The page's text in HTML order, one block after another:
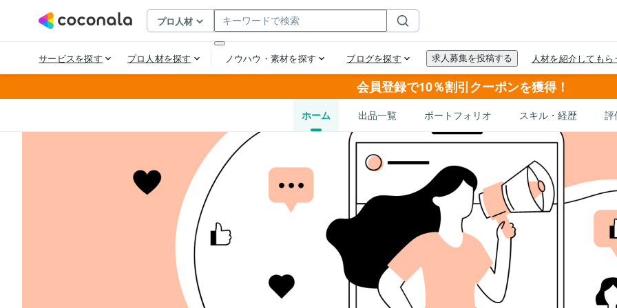
会員登録で10％割引クーポンを獲得！
ホーム 出品一覧 ポートフォリオ スキル・経歴 評